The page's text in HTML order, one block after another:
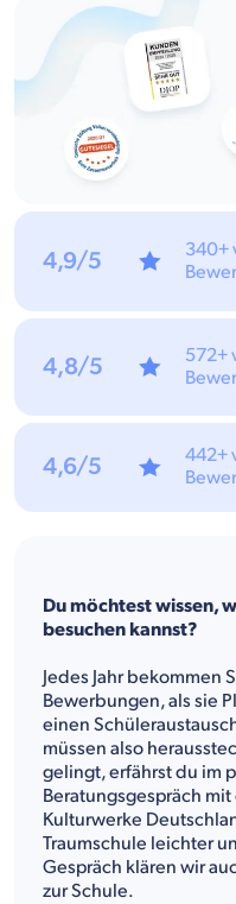
Du möchtest wissen,
besuchen kannst?
Jedes Jahr bekommen
Bewerbungen, als sie
einen
müssen also
gelingt, erfährst du im
Beratungsgespräch
Kulturwerke
Traumschule leichter
Gespräch klären wir
zur Schule.
4,9/5
340+
4,8/5
572+
4,6/5
442+